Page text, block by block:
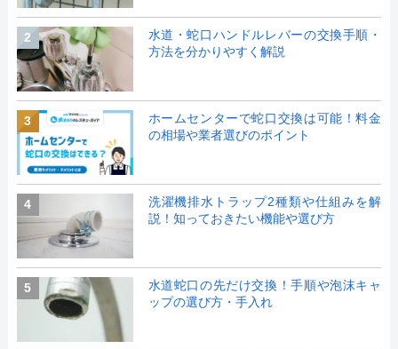
2
水道・蛇口ハンドルレバーの交換手順・
方法を分かりやすく解説
3
ホームセンターで蛇口交換は可能！料金
の相場や業者選びのポイント
4
洗濯機排水トラップ2種類や仕組みを解
説！知っておきたい機能や選び方
5
水道蛇口の先だけ交換！手順や泡沫キャ
ップの選び方・手入れ